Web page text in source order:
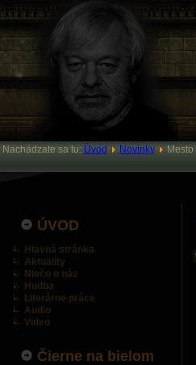
Nachádzate sa tu: Úvod Novinky Mesto
ÚVOD
Hlavná stránka
Aktuality
Niečo o nás
Hudba
Literárne práce
Audio
Video
Čierne na bielom